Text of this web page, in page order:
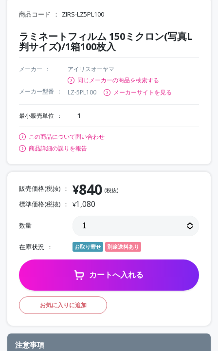
商品コード ZIRS-LZ5PL100
ラミネートフィルム 150ミクロン(写真L
判サイズ)/1箱100枚入
メーカー
アイリスオーヤマ
同じメーカーの商品を検索する
メーカー型番
LZ-5PL100 メーカーサイトを見る
最小販売単位 1
この商品について問い合わせ
商品詳細の誤りを報告
販売価格(税抜) ¥840 (税抜)
標準価格(税抜) ¥1,080
数量
在庫状況 お取り寄せ 別途送料あり
カートへ入れる
お気に入りに追加
注意事項